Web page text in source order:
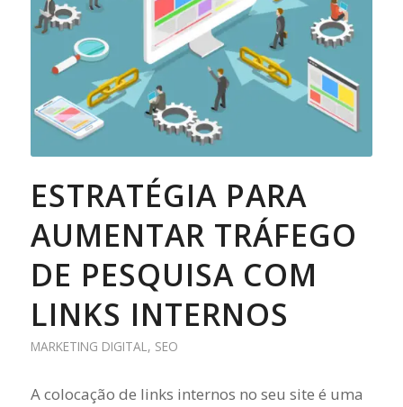
ESTRATÉGIA PARA
AUMENTAR TRÁFEGO
DE PESQUISA COM
LINKS INTERNOS
MARKETING DIGITAL , SEO
A colocação de links internos no seu site é uma